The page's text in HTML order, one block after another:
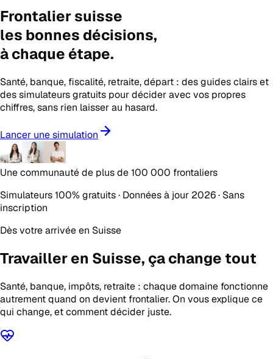
Frontalier suisse
les bonnes décisions,
à chaque étape.
Santé, banque, fiscalité, retraite, départ : des guides clairs et
des simulateurs gratuits pour décider avec vos propres
chiffres, sans rien laisser au hasard.
Lancer une simulation
Une communauté de plus de100 000 frontaliers
Simulateurs 100% gratuits · Données à jour 2026 · Sans
inscription
Dès votre arrivée en Suisse
Travailler en Suisse, ça change tout
Santé, banque, impôts, retraite : chaque domaine fonctionne
autrement quand on devient frontalier. On vous explique ce
qui change, et comment décider juste.